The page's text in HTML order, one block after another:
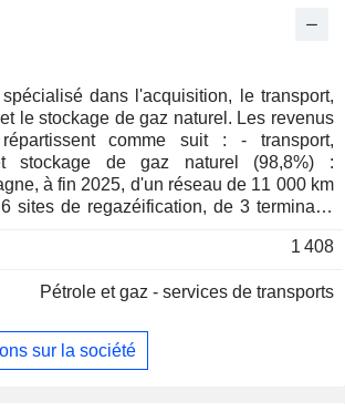
dans l'acquisition, le transport,
le stockage de gaz naturel. Les revenus
comme suit : - transport,
stockage de gaz naturel (98,8%) :
à fin 2025, d'un réseau de 11 000 km
sites de regazéification, de 3 terminaux
1 408
Pétrole et gaz - services de transports
sur la société